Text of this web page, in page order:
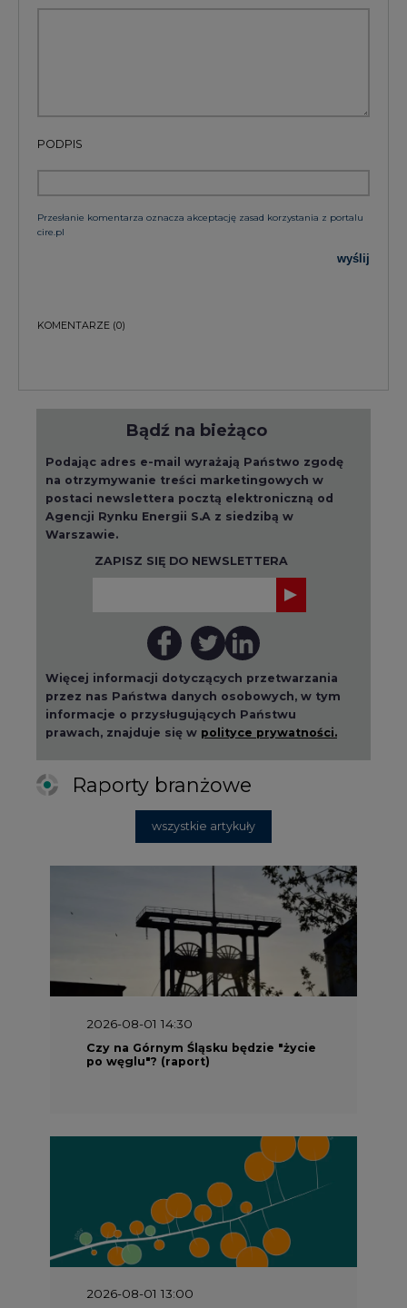
PODPIS
Przesłanie komentarza oznacza akceptację zasad korzystania z portalu
cire.pl
wyślij
KOMENTARZE (0)
Bądź na bieżąco
Podając adres e-mail wyrażają Państwo zgodę
na otrzymywanie treści marketingowych w
postaci newslettera pocztą elektroniczną od
Agencji Rynku Energii S.A z siedzibą w
Warszawie.
ZAPISZ SIĘ DO NEWSLETTERA
Więcej informacji dotyczących przetwarzania
przez nas Państwa danych osobowych, w tym
informacje o przysługujących Państwu
prawach, znajduje się w polityce prywatności.
Raporty branżowe
wszystkie artykuły
2026-08-01 14:30
Czy na Górnym Śląsku będzie "życie
po węglu"? (raport)
2026-08-01 13:00